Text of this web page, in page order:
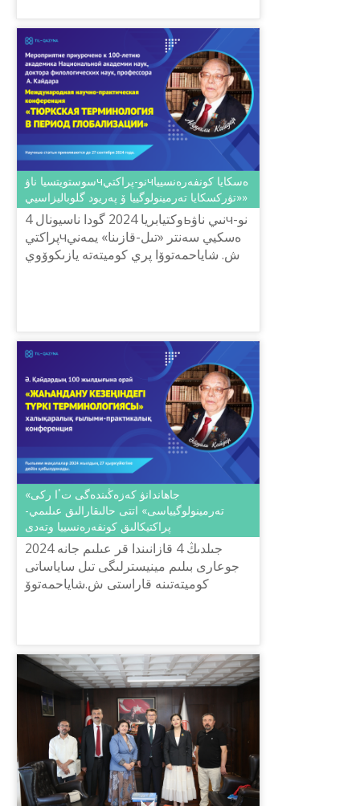
سوستويتسيا ناۋчنو-پراكتيчەسكايا كونفەرەنسييا
«تۋركسكايا تەرمينولوگييا ۆ پەريود گلوباليزاسيي»
4 وكتيابريا 2024 گودا ناسيونالьنىي ناۋчنو-
پراكتيчەسكيي سەنتر «تىل-قازىنا» يمەني
ش. شاياحمەتوۆا پري كوميتەتە يازىكوۆوي
«جاھاندانۋ كەزەڭىندەگى تٴا ركى
تەرمينولوگيياسى» اتتى حالىقارالىق عىلىمي-
پراكتيكالىق كونفەرەنسييا وتەدى
2024 جىلدىڭ 4 قازانىندا قر عىلىم جانە
جوعارى بىلىم مينيسترلىگى تىل ساياساتى
كوميتەتىنە قاراستى ش.شاياحمەتوۆ